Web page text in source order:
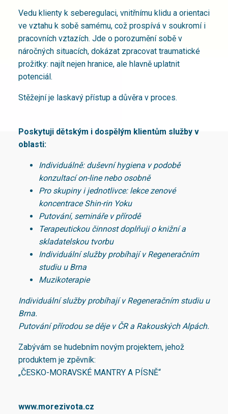
Vedu klienty k seberegulaci, vnitřnímu klidu a orientaci
ve vztahu k sobě samému, což prospívá v soukromí i
pracovních vztazích. Jde o porozumění sobě v
náročných situacích, dokázat zpracovat traumatické
prožitky: najít nejen hranice, ale hlavně uplatnit
potenciál.
Stěžejní je laskavý přístup a důvěra v proces.
Poskytuji dětským i dospělým klientům služby v
oblasti:
Individuálně: duševní hygiena v podobě
konzultací on-line nebo osobně
Pro skupiny i jednotlivce: lekce zenové
koncentrace Shin-rin Yoku
Putování, semináře v přírodě
Terapeutickou činnost doplňuji o knižní a
skladatelskou tvorbu
Individuální služby probíhají v Regeneračním
studiu u Brna
Muzikoterapie
Individuální služby probíhají v Regeneračním studiu u
Brna.
Putování přírodou se děje v ČR a Rakouských Alpách.
Zabývám se hudebním novým projektem, jehož
produktem je zpěvník:
„ČESKO-MORAVSKÉ MANTRY A PÍSNĚ“
www.morezivota.cz